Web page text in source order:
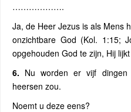
……………….
Ja, de Heer Jezus is als Mens
onzichtbare God (Kol. 1:15;
opgehouden God te zijn, Hij
6. Nu worden er vijf dingen
heersen zou.
Noemt u deze eens?